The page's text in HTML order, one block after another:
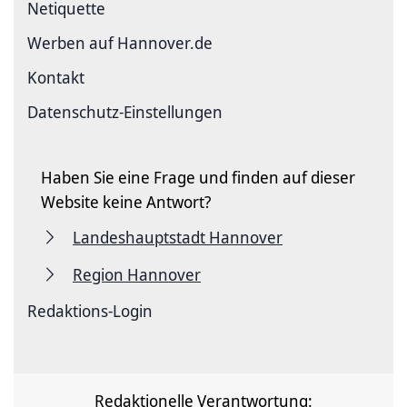
Netiquette
Werben auf Hannover.de
Kontakt
Datenschutz-Einstellungen
Haben Sie eine Frage und finden auf dieser
Website keine Antwort?
Landeshauptstadt Hannover
Region Hannover
Redaktions-Login
Redaktionelle Verantwortung: